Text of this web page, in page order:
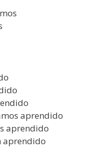
aprendido
aprendido
aprendido